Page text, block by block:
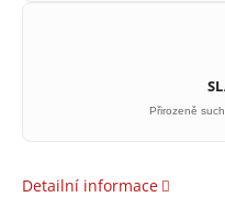
Přirozeně
Detailní informace